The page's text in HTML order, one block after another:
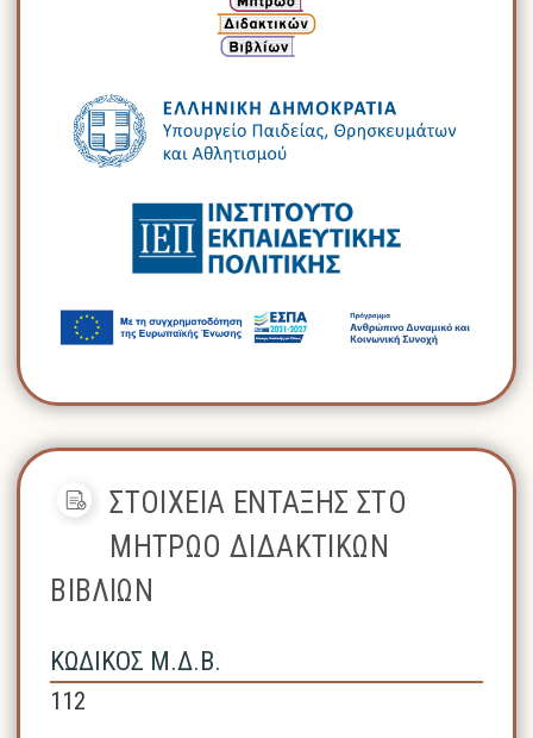
ΣΤΟΙΧΕΙΑ ΕΝΤΑΞΗΣ ΣΤΟ
ΜΗΤΡΩΟ ΔΙΔΑΚΤΙΚΩΝ
ΒΙΒΛΙΩΝ
ΚΩΔΙΚΟΣ Μ.Δ.Β.
112